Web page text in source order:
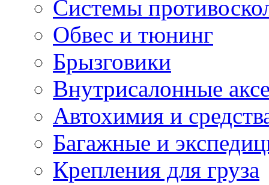
Системы
Обвес и тюнинг
Брызговики
Внутрисалонные
Автохимия и
Багажные и
Крепления для груза